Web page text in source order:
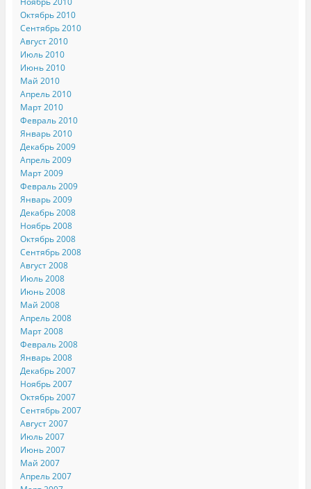
Октябрь 2010
Сентябрь 2010
Август 2010
Июль 2010
Июнь 2010
Май 2010
Апрель 2010
Март 2010
Февраль 2010
Январь 2010
Декабрь 2009
Апрель 2009
Март 2009
Февраль 2009
Январь 2009
Декабрь 2008
Ноябрь 2008
Октябрь 2008
Сентябрь 2008
Август 2008
Июль 2008
Июнь 2008
Май 2008
Апрель 2008
Март 2008
Февраль 2008
Январь 2008
Декабрь 2007
Ноябрь 2007
Октябрь 2007
Сентябрь 2007
Август 2007
Июль 2007
Июнь 2007
Май 2007
Апрель 2007